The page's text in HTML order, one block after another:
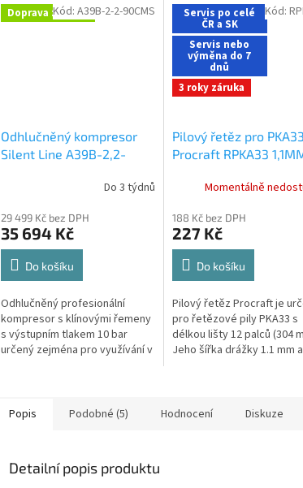
Doprava zdarma
Odhlučněný kompresor
Silent Line A39B-2,2-
Do 3 týdnů
29 499 Kč bez DPH
35 694 Kč
Do košíku
Odhlučněný profesionální
kompresor s klínovými řemeny
s výstupním tlakem 10 bar
určený zejména pro využívání v
Kód: A39B-2-2-90CMS Servis po celé
ČR a SK
Servis nebo
výměna do 7
dnů
3 roky záruka
Pilový řetěz pro PKA33
Procraft RPKA33
Momentálně
188 Kč bez DPH
227 Kč
Do košíku
Pilový řetěz Procraft je
pro řetězové pily PKA33 s
délkou lišty 12 palců (304
Jeho šířka drážky 1.1 mm a
Kód:
Popis Podobné (5) Hodnocení Diskuze
Detailní popis produktu